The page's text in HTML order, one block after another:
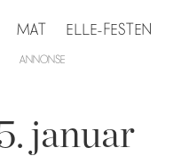
MAT ELLE-FESTEN
januar